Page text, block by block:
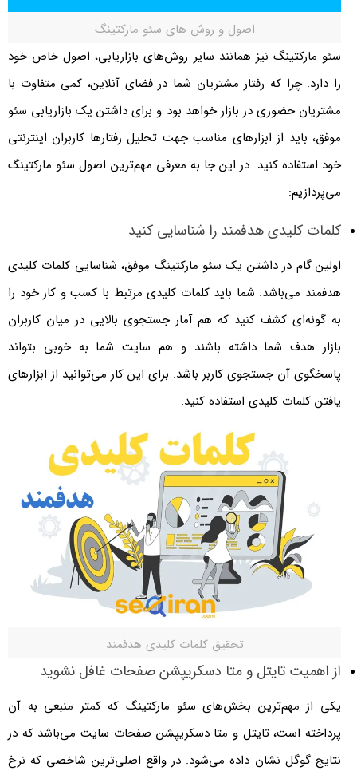
اصول و روش های سئو مارکتینگ
سئو مارکتینگ نیز همانند سایر روش‌های بازاریابی، اصول خاص خود
را دارد. چرا که رفتار مشتریان شما در فضای آنلاین، کمی متفاوت با
مشتریان حضوری در بازار خواهد بود و برای داشتن یک بازاریابی سئو
موفق، باید از ابزارهای مناسب جهت تحلیل رفتارها کاربران اینترنتی
خود استفاده کنید. در این جا به معرفی مهم‌ترین اصول سئو مارکتینگ
می‌پردازیم:
کلمات کلیدی هدفمند را شناسایی کنید
اولین گام در داشتن یک سئو مارکتینگ موفق، شناسایی کلمات کلیدی
هدفمند می‌باشد. شما باید کلمات کلیدی مرتبط با کسب و کار خود را
به گونه‌ای کشف کنید که هم آمار جستجوی بالایی در میان کاربران
بازار هدف شما داشته باشند و هم سایت شما به خوبی بتواند
پاسخگوی آن جستجوی کاربر باشد. برای این کار می‌توانید از ابزارهای
یافتن کلمات کلیدی استفاده کنید.
تحقیق کلمات کلیدی هدفمند
از اهمیت تایتل و متا دسکریپشن صفحات غافل نشوید
یکی از مهم‌ترین بخش‌های سئو مارکتینگ که کمتر منبعی به آن
پرداخته است، تایتل و متا دسکریپشن صفحات سایت می‌باشد که در
نتایج گوگل نشان داده می‌شود. در واقع اصلی‌ترین شاخصی که نرخ